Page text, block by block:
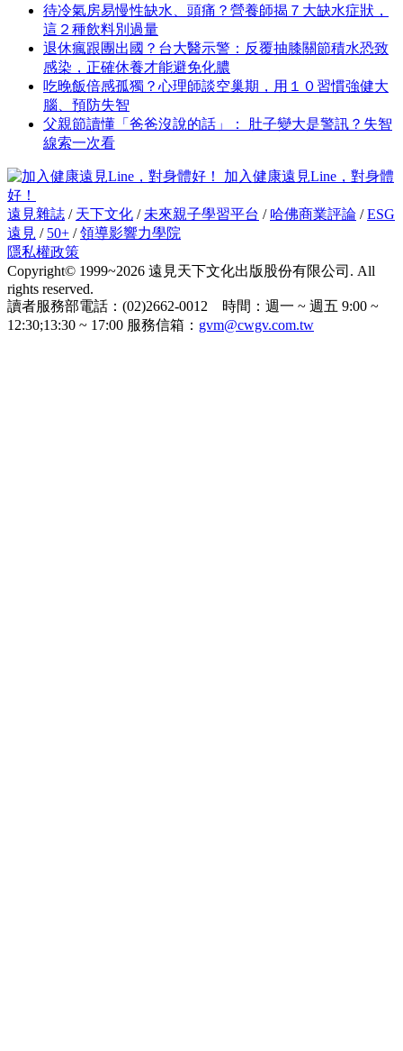
待冷氣房易慢性缺水、頭痛？營養師揭７大缺水症狀，
這２種飲料別過量
退休瘋跟團出國？台大醫示警：反覆抽膝關節積水恐致
感染，正確休養才能避免化膿
吃晚飯倍感孤獨？心理師談空巢期，用１０習慣強健大
腦、預防失智
父親節讀懂「爸爸沒說的話」： 肚子變大是警訊？失智
線索一次看
加入健康遠見Line，對身體
好！
遠見雜誌 / 天下文化 / 未來親子學習平台 / 哈佛商業評論 /ESG
遠見 / 50+ /領導影響力學院
隱私權政策
Copyright© 1999~2026 遠見天下文化出版股份有限公司. All
rights reserved.
讀者服務部電話：(02)2662-0012 時間：週一 ~ 週五 9:00 ~
12:30;13:30 ~ 17:00 服務信箱： gvm@cwgv.com.tw